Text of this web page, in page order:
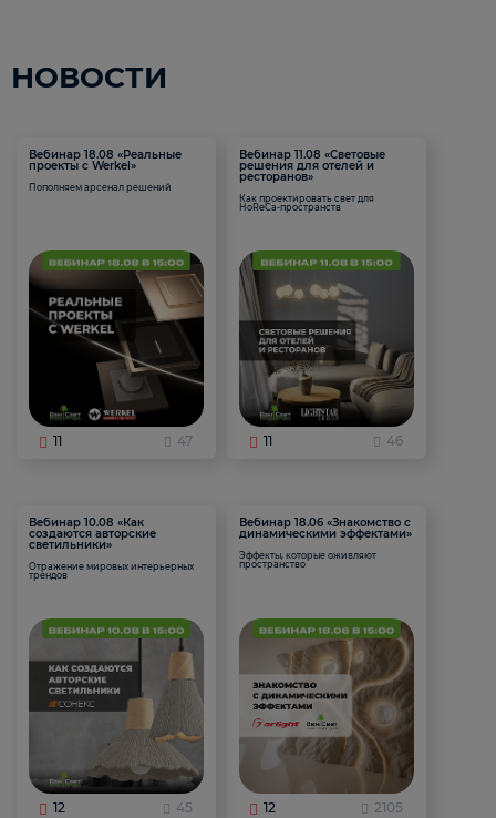
НОВОСТИ
Вебинар 18.08 «Реальные
проекты с Werkel»
Пополняем арсенал решений
11 47
Вебинар 11.08 «Световые
решения для отелей и
ресторанов»
Как проектировать свет для
HoReCa-пространств
11 46
Вебинар 10.08 «Как
создаются авторские
светильники»
Отражение мировых интерьерных
трендов
12 45
Вебинар 18.06 «Знакомство с
динамическими эффектами»
Эффекты, которые оживляют
пространство
12 2105